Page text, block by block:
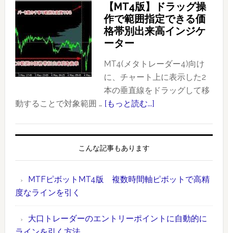
た
ト
レ
ド
事
例
円：
月
日）
ッ
ト
FX
CME
の
FX
大
約
定
【MT4版】ドラッグ操
作で範囲指定できる価
格帯別出来高インジケ
ーター
MT4(メタトレーダー4)向け
に、チャート上に表示した2
本の垂直線をドラッグして移
動することで対象範囲 … [もっと読む...]
グ
作
で
こんな記事もあります
MTFピボットMT4版 複数時間軸ピボットで高精
度なラインを引く
大口トレーダーのエントリーポイントに自動的に